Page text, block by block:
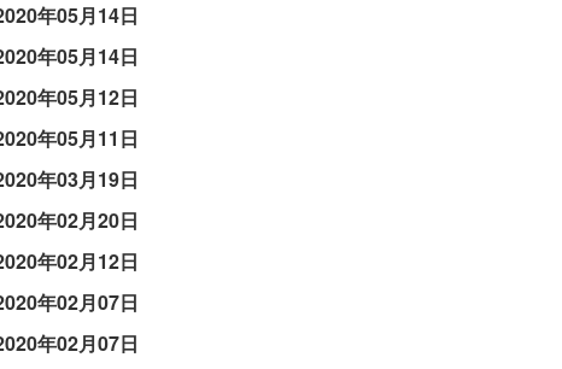
年05月14日
年05月14日
年05月12日
年05月11日
年03月19日
年02月20日
年02月12日
年02月07日
年02月07日